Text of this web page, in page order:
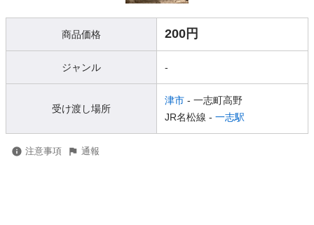
商品価格 200円
ジャンル -
受け渡し場所
津市 - 一志町高野
JR名松線 - 一志駅
注意事項 通報